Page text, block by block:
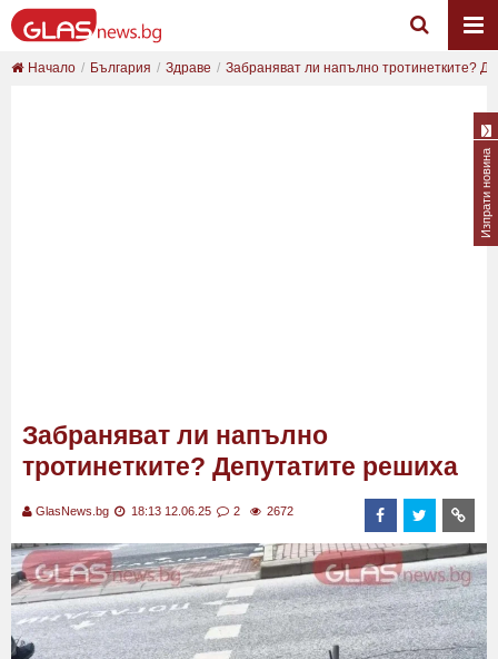
Начало България Здраве Забраняват ли напълно тротинетките?
Забраняват ли напълно
тротинетките? Депутатите решиха
GlasNews.bg 18:13 12.06.25 2 2672
Изпрати новина